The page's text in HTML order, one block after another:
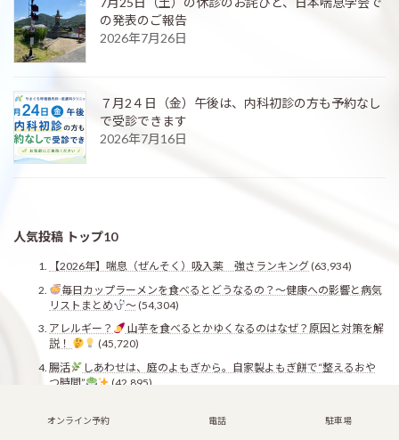
の発表のご報告
2026年7月26日
７月2４日（金）午後は、内科初診の方も予約なし
で受診できます
2026年7月16日
人気投稿 トップ10
【2026年】喘息（ぜんそく）吸入薬 強さランキング(63,934)
毎日カップラーメンを食べるとどうなるの？〜健康への影響と病気
リストまとめ
〜(54,304)
アレルギー？
山芋を食べるとかゆくなるのはなぜ？原因と対策を解
説！
(45,720)
腸活
しあわせは、庭のよもぎから。自家製よもぎ餅で“整えるおや
つ時間”
(42,895)
オンライン予約 電話 駐車場